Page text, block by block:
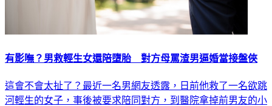
有影嘸？男救輕生女還陪墮胎 對方母罵渣男逼婚當接盤俠
這會不會太扯了？最近一名男網友透露，日前他救了一名欲跳
河輕生的女子，事後被要求陪同對方，到醫院拿掉前男友的小